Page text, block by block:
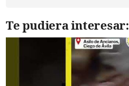
Te pudiera interesar: